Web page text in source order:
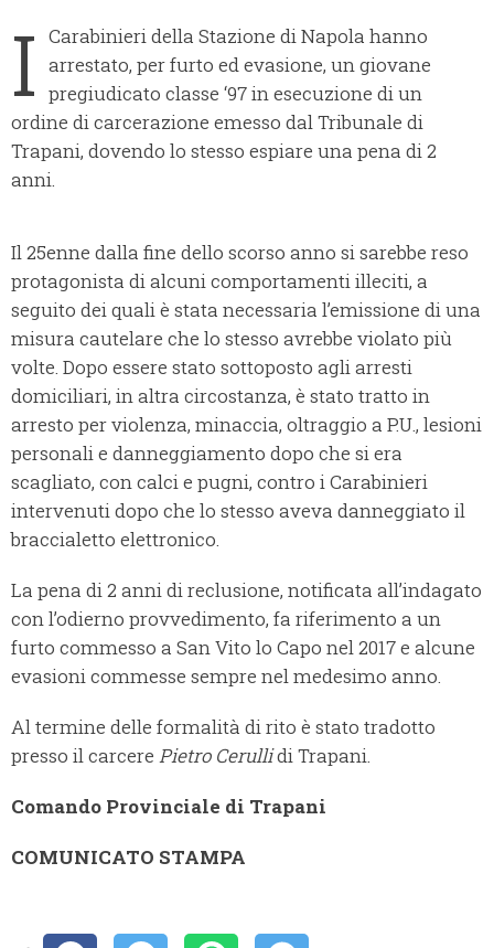
I Carabinieri della Stazione di Napola hanno
arrestato, per furto ed evasione, un giovane
pregiudicato classe ‘97 in esecuzione di un
ordine di carcerazione emesso dal Tribunale di
Trapani, dovendo lo stesso espiare una pena di 2
anni.
Il 25enne dalla fine dello scorso anno si sarebbe reso
protagonista di alcuni comportamenti illeciti, a
seguito dei quali è stata necessaria l’emissione di una
misura cautelare che lo stesso avrebbe violato più
volte. Dopo essere stato sottoposto agli arresti
domiciliari, in altra circostanza, è stato tratto in
arresto per violenza, minaccia, oltraggio a P.U., lesioni
personali e danneggiamento dopo che si era
scagliato, con calci e pugni, contro i Carabinieri
intervenuti dopo che lo stesso aveva danneggiato il
braccialetto elettronico.
La pena di 2 anni di reclusione, notificata all’indagato
con l’odierno provvedimento, fa riferimento a un
furto commesso a San Vito lo Capo nel 2017 e alcune
evasioni commesse sempre nel medesimo anno.
Al termine delle formalità di rito è stato tradotto
presso il carcere Pietro Cerullidi Trapani.
Comando Provinciale di Trapani
COMUNICATO STAMPA